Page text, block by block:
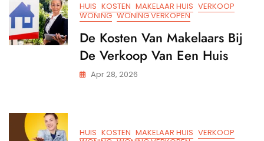
HUIS KOSTEN MAKELAAR HUIS VERKOOP
WONING WONING VERKOPEN
De Kosten Van Makelaars Bij
De Verkoop Van Een Huis
Apr 28, 2026
HUIS KOSTEN MAKELAAR HUIS VERKOOP